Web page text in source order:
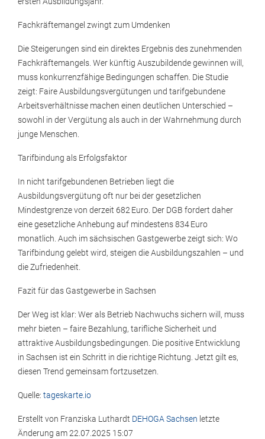
Fachkräftemangel zwingt zum Umdenken
Die Steigerungen sind ein direktes Ergebnis des zunehmenden
Fachkräftemangels. Wer künftig Auszubildende gewinnen will,
muss konkurrenzfähige Bedingungen schaffen. Die Studie
zeigt: Faire Ausbildungsvergütungen und tarifgebundene
Arbeitsverhältnisse machen einen deutlichen Unterschied –
sowohl in der Vergütung als auch in der Wahrnehmung durch
junge Menschen.
Tarifbindung als Erfolgsfaktor
In nicht tarifgebundenen Betrieben liegt die
Ausbildungsvergütung oft nur bei der gesetzlichen
Mindestgrenze von derzeit 682 Euro. Der DGB fordert daher
eine gesetzliche Anhebung auf mindestens 834 Euro
monatlich. Auch im sächsischen Gastgewerbe zeigt sich: Wo
Tarifbindung gelebt wird, steigen die Ausbildungszahlen – und
die Zufriedenheit.
Fazit für das Gastgewerbe in Sachsen
Der Weg ist klar: Wer als Betrieb Nachwuchs sichern will, muss
mehr bieten – faire Bezahlung, tarifliche Sicherheit und
attraktive Ausbildungsbedingungen. Die positive Entwicklung
in Sachsen ist ein Schritt in die richtige Richtung. Jetzt gilt es,
diesen Trend gemeinsam fortzusetzen.
Quelle: tageskarte.io
Erstellt von Franziska Luthardt DEHOGA Sachsen letzte
Änderung am22.07.2025 15:07